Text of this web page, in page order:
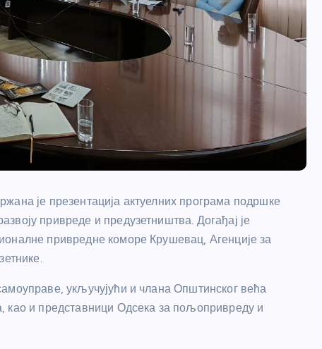
је презентација актуелних програма подршке
привреде и предузетништва. Догађај је
привредне коморе Крушевац, Агенције за
укључујући и члана Општинског већа
и представници Одсека за пољопривреду и